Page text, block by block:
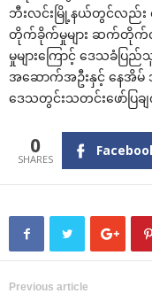
ဘီးလင်းမြို့နယ်တွင်လည်း
တိုက်ခိုက်မှုများ ဆက်တို
မှုများကြောင့် ဒေသခံပ
အဆောက်အဦးနှင့် နေအိမ်
ဒေသတွင်းသတင်းဖော်ပ
0
Previous article